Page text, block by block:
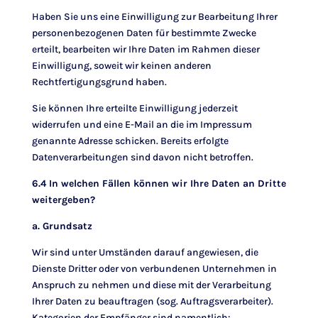
Haben Sie uns eine Einwilligung zur Bearbeitung Ihrer
personenbezogenen Daten für bestimmte Zwecke
erteilt, bearbeiten wir Ihre Daten im Rahmen dieser
Einwilligung, soweit wir keinen anderen
Rechtfertigungsgrund haben.
Sie können Ihre erteilte Einwilligung jederzeit
widerrufen und eine E-Mail an die im Impressum
genannte Adresse schicken. Bereits erfolgte
Datenverarbeitungen sind davon nicht betroffen.
6.4 In welchen Fällen können wir Ihre Daten an Dritte
weitergeben?
a. Grundsatz
Wir sind unter Umständen darauf angewiesen, die
Dienste Dritter oder von verbundenen Unternehmen in
Anspruch zu nehmen und diese mit der Verarbeitung
Ihrer Daten zu beauftragen (sog. Auftragsverarbeiter).